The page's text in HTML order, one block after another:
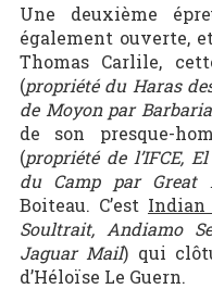
Une deuxième
également ouverte,
Thomas Carlile,
(propriété du Haras
de Moyon par
de son presque-
(propriété de l’IFCE,
du Camp par Great
Boiteau. C’est Indian
Soultrait, Andiamo
Jaguar Mail) qui
d’Héloïse Le Guern.